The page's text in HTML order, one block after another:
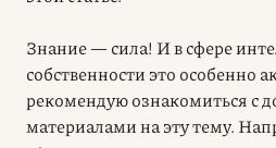
Знание — сила! И в сфере
собственности это особенно
рекомендую ознакомиться с
материалами на эту тему.